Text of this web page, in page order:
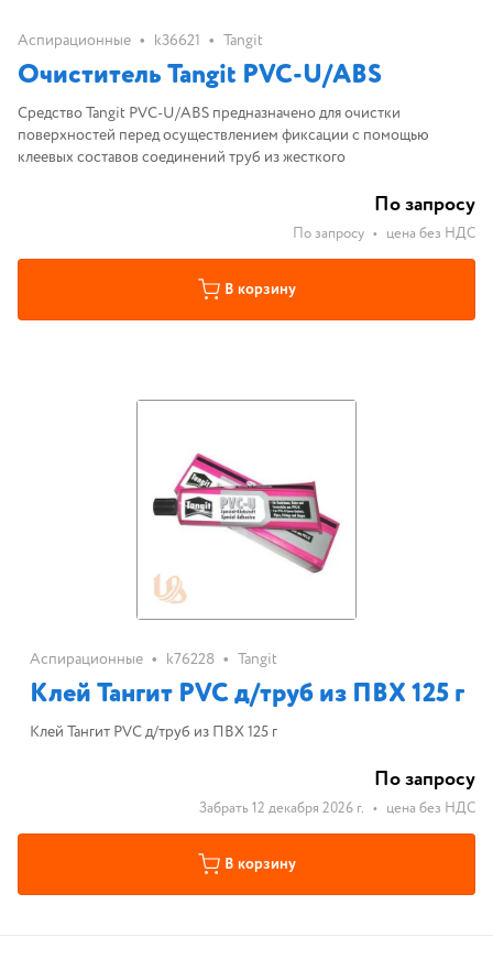
Аспирационные • k36621 • Tangit
Очиститель Tangit PVC-U/ABS
Средство Tangit PVC-U/ABS предназначено для очистки
поверхностей перед осуществлением фиксации с помощью
клеевых составов соединений труб из жесткого
По запросу
По запросу • цена без НДС
В корзину
Аспирационные • k76228 • Tangit
Клей Тангит PVC д/труб из ПВХ 125 г
Клей Тангит PVC д/труб из ПВХ 125 г
По запросу
Забрать 12 декабря 2026 г. • цена без НДС
В корзину